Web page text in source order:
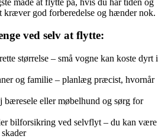
god forberedelse og hænder nok.
ved selv at flytte:
størrelse – små vogne kan koste dyrt i
og familie – planlæg præcist, hvornår
bæresele eller møbelhund og sørg for
bilforsikring ved selvflyt – du kan være